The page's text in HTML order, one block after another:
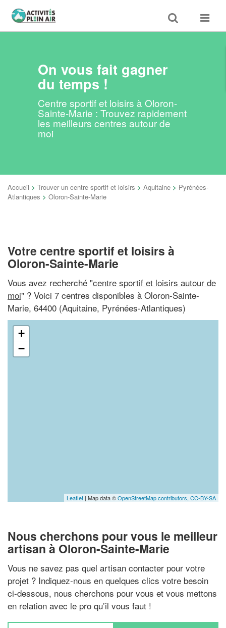
Toggle
search
Toggle
On vous fait gagner
du temps !
Centre sportif et loisirs à Oloron-
Sainte-Marie : Trouvez rapidement
les meilleurs centres autour de
moi
Accueil > Trouver un centre sportif et loisirs > Aquitaine > Pyrénées-
Atlantiques > Oloron-Sainte-Marie
Votre centre sportif et loisirs à
Oloron-Sainte-Marie
Vous avez recherché "centre sportif et loisirs autour de
moi" ? Voici 7 centres disponibles à Oloron-Sainte-
Marie, 64400 (Aquitaine, Pyrénées-Atlantiques)
+
−
Leaflet | Map data ©OpenStreetMap contributors, CC-BY-SA
Nous cherchons pour vous le meilleur
artisan à Oloron-Sainte-Marie
Vous ne savez pas quel artisan contacter pour votre
projet ? Indiquez-nous en quelques clics votre besoin
ci-dessous, nous cherchons pour vous et vous mettons
en relation avec le pro qu’il vous faut !